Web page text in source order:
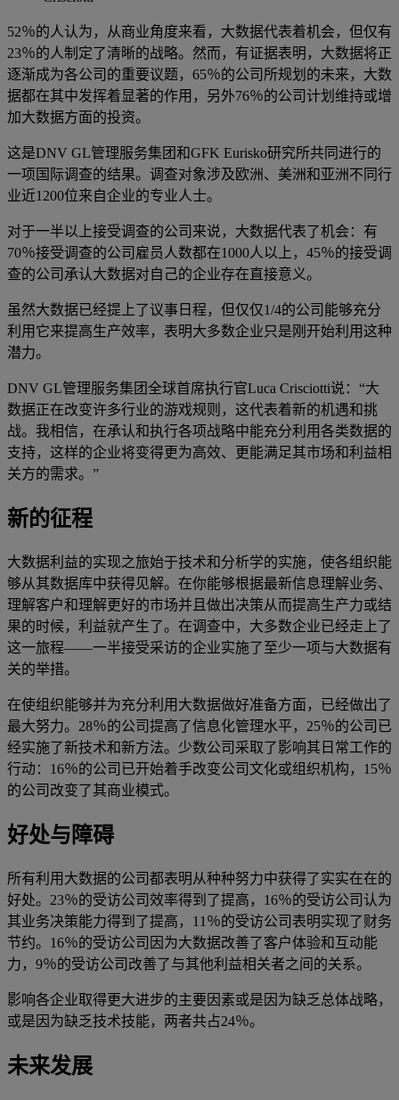
52％的人认为，从商业角度来看，大数据代表着机会，但仅有
23％的人制定了清晰的战略。然而，有证据表明，大数据将正
逐渐成为各公司的重要议题，65％的公司所规划的未来，大数
据都在其中发挥着显著的作用，另外76％的公司计划维持或增
加大数据方面的投资。
这是DNV GL管理服务集团和GFK Eurisko研究所共同进行的
一项国际调查的结果。调查对象涉及欧洲、美洲和亚洲不同行
业近1200位来自企业的专业人士。
对于一半以上接受调查的公司来说，大数据代表了机会：有
70％接受调查的公司雇员人数都在1000人以上，45％的接受调
查的公司承认大数据对自己的企业存在直接意义。
虽然大数据已经提上了议事日程，但仅仅1/4的公司能够充分
利用它来提高生产效率，表明大多数企业只是刚开始利用这种
潜力。
DNV GL管理服务集团全球首席执行官Luca Crisciotti说：“大
数据正在改变许多行业的游戏规则，这代表着新的机遇和挑
战。我相信，在承认和执行各项战略中能充分利用各类数据的
支持，这样的企业将变得更为高效、更能满足其市场和利益相
关方的需求。”
新的征程
大数据利益的实现之旅始于技术和分析学的实施，使各组织能
够从其数据库中获得见解。在你能够根据最新信息理解业务、
理解客户和理解更好的市场并且做出决策从而提高生产力或结
果的时候，利益就产生了。在调查中，大多数企业已经走上了
这一旅程——一半接受采访的企业实施了至少一项与大数据有
关的举措。
在使组织能够并为充分利用大数据做好准备方面，已经做出了
最大努力。28％的公司提高了信息化管理水平，25％的公司已
经实施了新技术和新方法。少数公司采取了影响其日常工作的
行动：16％的公司已开始着手改变公司文化或组织机构，15％
的公司改变了其商业模式。
好处与障碍
所有利用大数据的公司都表明从种种努力中获得了实实在在的
好处。23％的受访公司效率得到了提高，16％的受访公司认为
其业务决策能力得到了提高，11％的受访公司表明实现了财务
节约。16％的受访公司因为大数据改善了客户体验和互动能
力，9％的受访公司改善了与其他利益相关者之间的关系。
影响各企业取得更大进步的主要因素或是因为缺乏总体战略，
或是因为缺乏技术技能，两者共占24％。
未来发展